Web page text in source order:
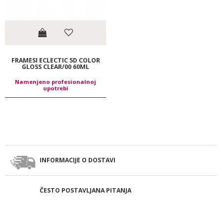
FRAMESI ECLECTIC 5D COLOR
GLOSS CLEAR/00 60ML
Namenjeno profesionalnoj
upotrebi
INFORMACIJE O DOSTAVI
ČESTO POSTAVLJANA PITANJA